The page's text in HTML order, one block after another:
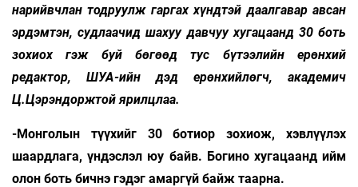
нарийвчлан тодруулж гаргах хүндтэй даалгавар авсан
эрдэмтэн, судлаачид шахуу давчуу хугацаанд 30 боть
зохиох гэж буй бөгөөд тус бүтээлийн ерөнхий
редактор, ШУА-ийн дэд ерөнхийлөгч, академич
Ц.Цэрэндоржтой ярилцлаа.
-Монголын түүхийг 30 ботиор зохиож, хэвлүүлэх
шаардлага, үндэслэл юу байв. Богино хугацаанд ийм
олон боть бичнэ гэдэг амаргүй байж таарна.